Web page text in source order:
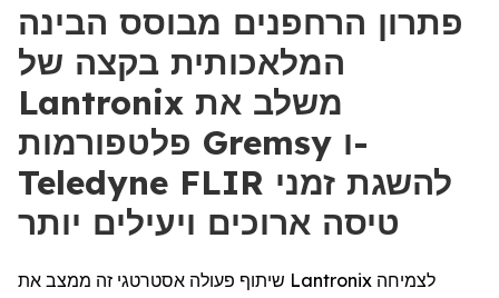
פתרון הרחפנים מבוסס הבינה
המלאכותית בקצה של
Lantronix משלב את
פלטפורמות Gremsy ו-
Teledyne FLIR להשגת זמני
טיסה ארוכים ויעילים יותר
שיתוף פעולה אסטרטגי זה ממצב את Lantronix לצמיחה